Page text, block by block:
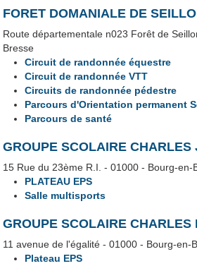
FORET DOMANIALE DE
Route départementale n023 Forêt de
Bresse
Circuit de randonnée équestre
Circuit de randonnée VTT
Circuits de randonnée pédestre
Parcours d'Orientation permanent
Parcours de santé
GROUPE SCOLAIRE CHARLES
15 Rue du 23ème R.I. - 01000 - Bourg-en-
PLATEAU EPS
Salle multisports
GROUPE SCOLAIRE CHARLES
11 avenue de l'égalité - 01000 - Bourg-en-
Plateau EPS